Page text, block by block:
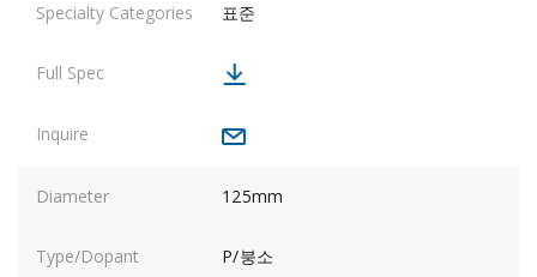
표준
125mm
P/붕소